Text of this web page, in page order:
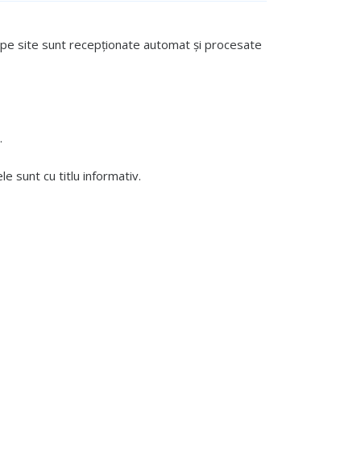
site sunt recepționate automat și procesate
sunt cu titlu informativ.